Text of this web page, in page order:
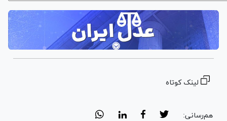
لینک کوتاه
هم‌رسانی: